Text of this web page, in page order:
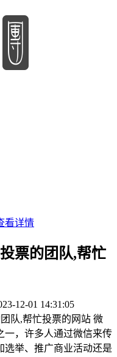
看详情
票的团队,帮忙
12-01 14:31:05
队,帮忙投票的网站 微
一，许多人通过微信来传
选举、推广商业活动还是